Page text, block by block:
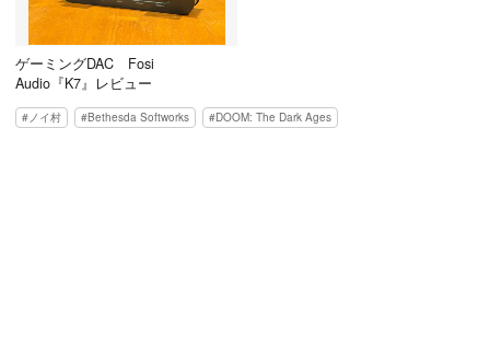
ゲーミングDAC Fosi
Audio『K7』レビュー
ノイ村 Bethesda Softworks DOOM: The Dark Ages